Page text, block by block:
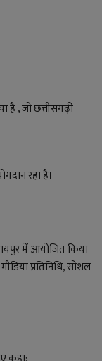
है , जो छत्तीसगढ़ी
रहा है।
में आयोजित किया
प्रतिनिधि, सोशल